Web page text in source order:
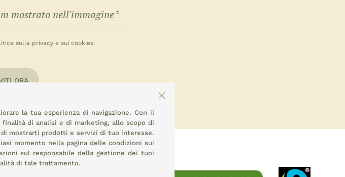
sulla privacy e sui cookies.
ORA
la tua esperienza di navigazione. Con il
di analisi e di marketing, allo scopo di
di mostrarti prodotti e servizi di tuo interesse.
momento nella pagina delle condizioni sui
sul responsabile della gestione dei tuoi
di tale trattamento.